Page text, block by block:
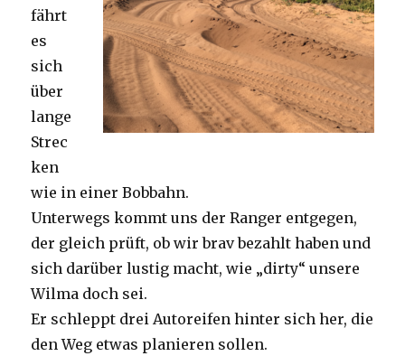
fährt
es
sich
über
lange
Strec
ken
wie in einer Bobbahn.
Unterwegs kommt uns der Ranger entgegen,
der gleich prüft, ob wir brav bezahlt haben und
sich darüber lustig macht, wie „dirty“ unsere
Wilma doch sei.
Er schleppt drei Autoreifen hinter sich her, die
den Weg etwas planieren sollen.